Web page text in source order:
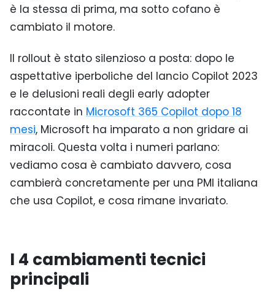
è la stessa di prima, ma sotto cofano è
cambiato il motore.
Il rollout è stato silenzioso a posta: dopo le
aspettative iperboliche del lancio Copilot 2023
e le delusioni reali degli early adopter
raccontate in Microsoft 365 Copilot dopo 18
mesi, Microsoft ha imparato a non gridare ai
miracoli. Questa volta i numeri parlano:
vediamo cosa è cambiato davvero, cosa
cambierà concretamente per una PMI italiana
che usa Copilot, e cosa rimane invariato.
I 4 cambiamenti tecnici
principali